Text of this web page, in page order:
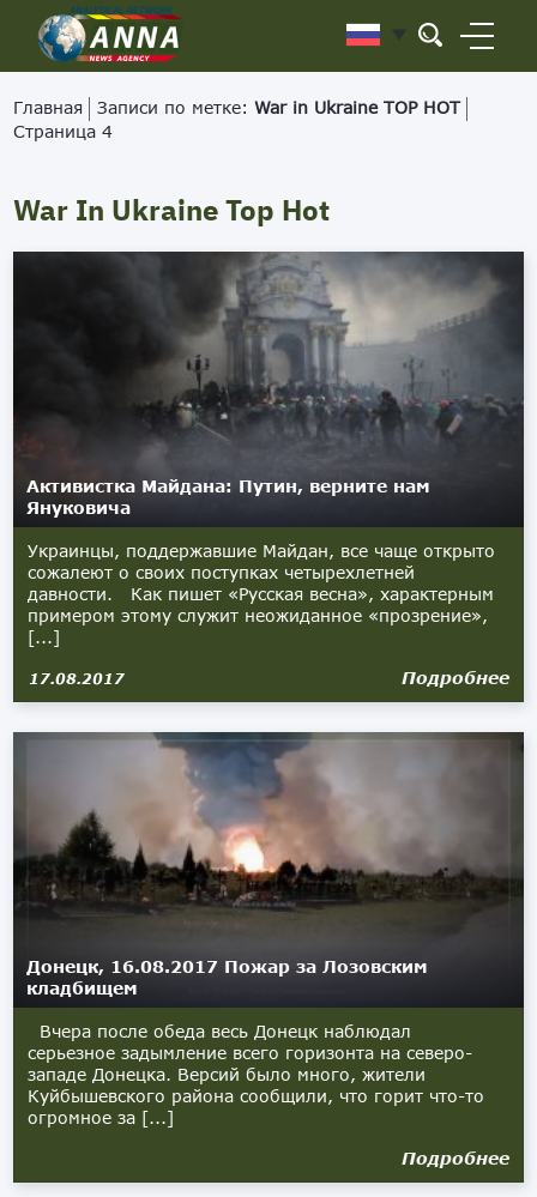
Главная Записи по метке:War in Ukraine TOP HOT
Страница 4
War In Ukraine Top Hot
Активистка Майдана: Путин, верните нам
Януковича
Украинцы, поддержавшие Майдан, все чаще открыто
сожалеют о своих поступках четырехлетней
давности. Как пишет «Русская весна», характерным
примером этому служит неожиданное «прозрение»,
[...]
17.08.2017 Подробнее
Донецк, 16.08.2017 Пожар за Лозовским
кладбищем
Вчера после обеда весь Донецк наблюдал
серьезное задымление всего горизонта на северо-
западе Донецка. Версий было много, жители
Куйбышевского района сообщили, что горит что-то
огромное за [...]
Подробнее